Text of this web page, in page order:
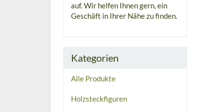
auf. Wir helfen Ihnen gern, ein
Geschäft in Ihrer Nähe zu finden.
Kategorien
Alle Produkte
Holzsteckfiguren